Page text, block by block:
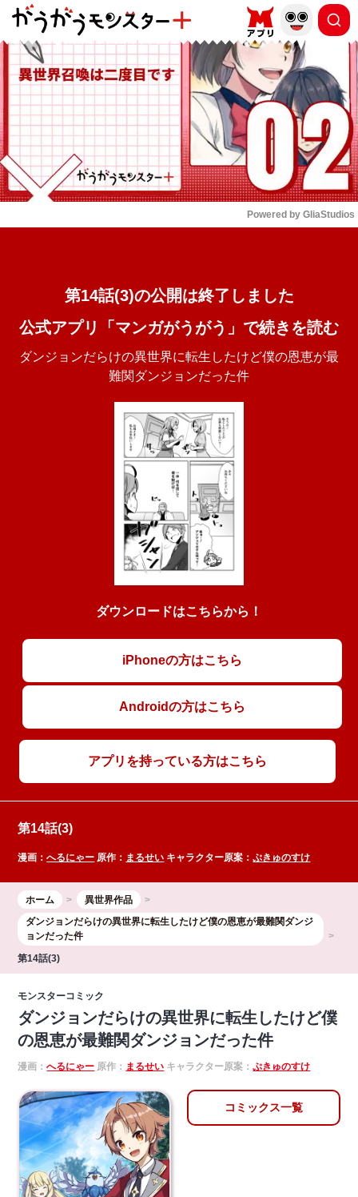
もっと読む
Powered by GliaStudios
第14話(3)の公開は終了しました
公式アプリ「マンガがうがう」で続きを読む
ダンジョンだらけの異世界に転生したけど僕の恩恵が最
難関ダンジョンだった件
ダウンロードはこちらから！
iPhoneの方はこちら
Androidの方はこちら
アプリを持っている方はこちら
第14話(3)
漫画：へるにゃー 原作： まるせい キャラクター原案：ぷきゅのすけ
ホーム
異世界作品
ダンジョンだらけの異世界に転生したけど僕の恩恵が最難関ダンジ
ョンだった件
第14話(3)
モンスターコミック
ダンジョンだらけの異世界に転生したけど僕
の恩恵が最難関ダンジョンだった件
漫画：へるにゃー 原作： まるせい キャラクター原案：ぷきゅのすけ
コミックス一覧